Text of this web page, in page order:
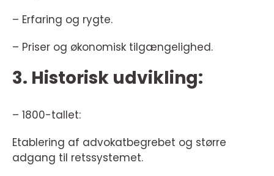
– Erfaring og rygte.
– Priser og økonomisk tilgængelighed.
3. Historisk udvikling:
– 1800-tallet:
Etablering af advokatbegrebet og større
adgang til retssystemet.